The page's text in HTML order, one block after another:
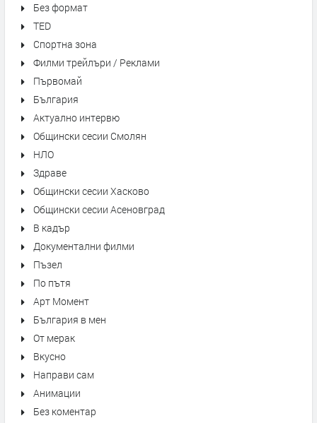
Без формат
TED
Спортна зона
Филми трейлъри / Реклами
Първомай
България
Актуално интервю
Общински сесии Смолян
НЛО
Здраве
Общински сесии Хасково
Общински сесии Асеновград
В кадър
Документални филми
Пъзел
По пътя
Арт Момент
България в мен
От мерак
Вкусно
Направи сам
Анимации
Без коментар